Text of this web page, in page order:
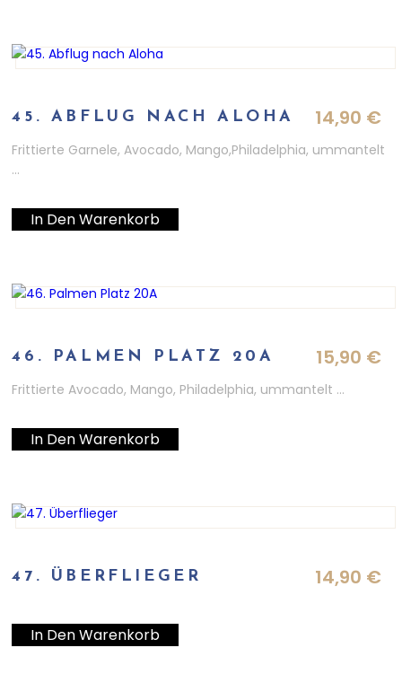
45. ABFLUG NACH ALOHA 14,90 €
Frittierte Garnele, Avocado, Mango,Philadelphia, ummantelt
…
In Den Warenkorb
46. PALMEN PLATZ 20A 15,90 €
Frittierte Avocado, Mango, Philadelphia, ummantelt …
In Den Warenkorb
47. ÜBERFLIEGER 14,90 €
In Den Warenkorb